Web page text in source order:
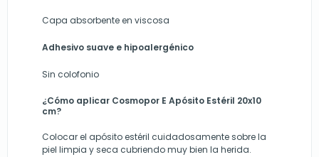
Capa absorbente en viscosa
Adhesivo suave e hipoalergénico
Sin colofonio
¿Cómo aplicar Cosmopor E Apósito Estéril 20x10
cm?
Colocar el apósito estéril cuidadosamente sobre la
piel limpia y seca cubriendo muy bien la herida.